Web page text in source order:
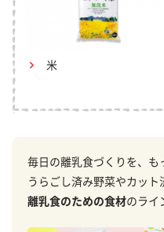
米
毎日の離乳食づくりを、も
うらごし済み野菜やカッ
離乳食のための食材のライ